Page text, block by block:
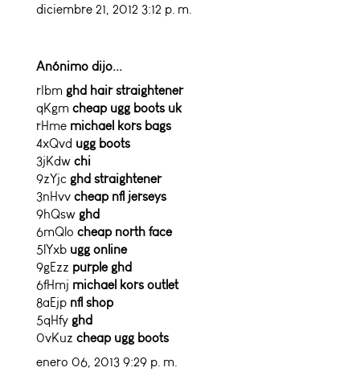
diciembre 21, 2012 3:12 p. m.
Anónimo dijo...
rIbm ghd hair straightener
qKgm cheap ugg boots uk
rHme michael kors bags
4xQvd ugg boots
3jKdw chi
9zYjc ghd straightener
3nHvv cheap nfl jerseys
9hQsw ghd
6mQlo cheap north face
5lYxb ugg online
9gEzz purple ghd
6fHmj michael kors outlet
8aEjp nfl shop
5qHfy ghd
0vKuz cheap ugg boots
enero 06, 2013 9:29 p. m.